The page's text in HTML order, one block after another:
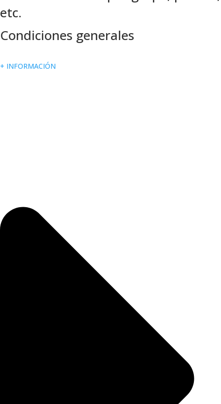
etc.
Condiciones generales
+ INFORMACIÓN